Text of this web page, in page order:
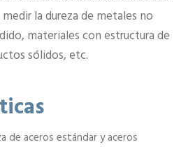
la dureza de metales no
materiales con estructura de
sólidos, etc.
de aceros estándar y aceros